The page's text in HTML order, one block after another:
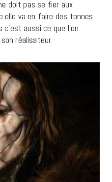
doit pas se fier aux
elle va en faire des tonnes
aussi ce que l’on
réalisateur.